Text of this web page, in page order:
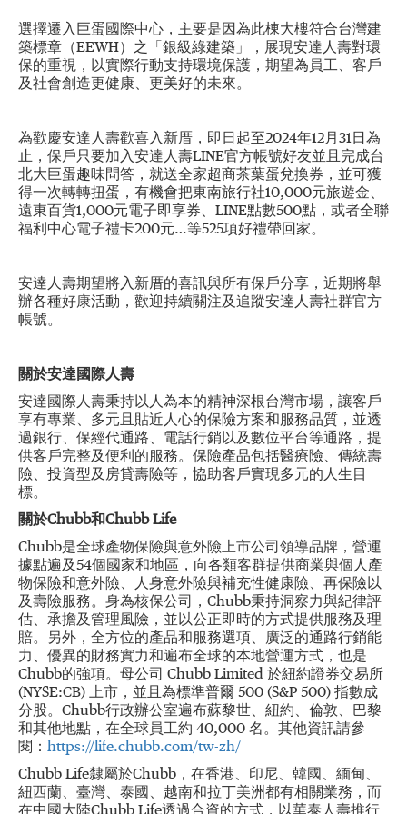
選擇遷入巨蛋國際中心，主要是因為此棟大樓符合台灣建
築標章（EEWH）之「銀級綠建築」，展現安達人壽對環
保的重視，以實際行動支持環境保護，期望為員工、客戶
及社會創造更健康、更美好的未來。
為歡慶安達人壽歡喜入新厝，即日起至2024年12月31日為
止，保戶只要加入安達人壽LINE官方帳號好友並且完成台
北大巨蛋趣味問答，就送全家超商茶葉蛋兌換券，並可獲
得一次轉轉扭蛋，有機會把東南旅行社10,000元旅遊金、
遠東百貨1,000元電子即享券、LINE點數500點，或者全聯
福利中心電子禮卡200元…等525項好禮帶回家。
安達人壽期望將入新厝的喜訊與所有保戶分享，近期將舉
辦各種好康活動，歡迎持續關注及追蹤安達人壽社群官方
帳號。
關於安達國際人壽
安達國際人壽秉持以人為本的精神深根台灣市場，讓客戶
享有專業、多元且貼近人心的保險方案和服務品質，並透
過銀行、保經代通路、電話行銷以及數位平台等通路，提
供客戶完整及便利的服務。保險產品包括醫療險、傳統壽
險、投資型及房貸壽險等，協助客戶實現多元的人生目
標。
關於Chubb和Chubb Life
Chubb是全球產物保險與意外險上市公司領導品牌，營運
據點遍及54個國家和地區，向各類客群提供商業與個人產
物保險和意外險、人身意外險與補充性健康險、再保險以
及壽險服務。身為核保公司，Chubb秉持洞察力與紀律評
估、承擔及管理風險，並以公正即時的方式提供服務及理
賠。另外，全方位的產品和服務選項、廣泛的通路行銷能
力、優異的財務實力和遍布全球的本地營運方式，也是
Chubb的強項。母公司 Chubb Limited 於紐約證券交易所
(NYSE:CB) 上市，並且為標準普爾 500 (S&P 500) 指數成
分股。Chubb行政辦公室遍布蘇黎世、紐約、倫敦、巴黎
和其他地點，在全球員工約 40,000 名。其他資訊請參
閱： https://life.chubb.com/tw-zh/
Chubb Life隸屬於Chubb，在香港、印尼、韓國、緬甸、
紐西蘭、臺灣、泰國、越南和拉丁美洲都有相關業務，而
在中國大陸Chubb Life透過合資的方式，以華泰人壽推行